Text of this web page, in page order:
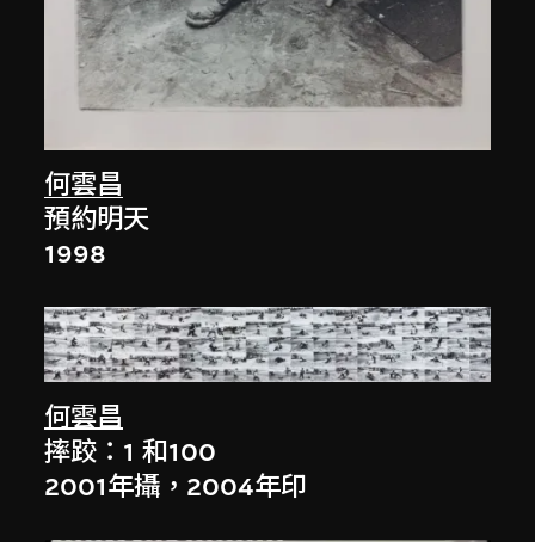
何雲昌
預約明天
1998
何雲昌
摔跤：1 和100
2001年攝，2004年印